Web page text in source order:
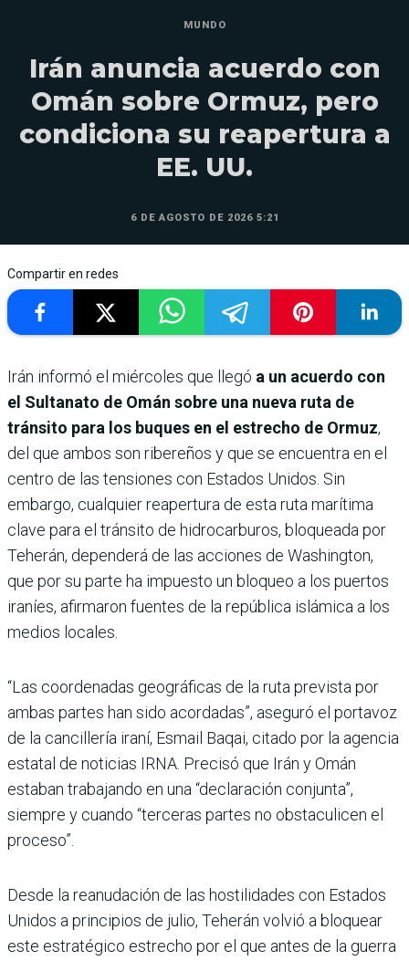
MUNDO
Irán anuncia acuerdo con
Omán sobre Ormuz, pero
condiciona su reapertura a
EE. UU.
6 DE AGOSTO DE 2026 5:21
Compartir en redes
Irán informó el miércoles que llegó a un acuerdo con
el Sultanato de Omán sobre una nueva ruta de
tránsito para los buques en el estrecho de Ormuz,
del que ambos son ribereños y que se encuentra en el
centro de las tensiones con Estados Unidos. Sin
embargo, cualquier reapertura de esta ruta marítima
clave para el tránsito de hidrocarburos, bloqueada por
Teherán, dependerá de las acciones de Washington,
que por su parte ha impuesto un bloqueo a los puertos
iraníes, afirmaron fuentes de la república islámica a los
medios locales.
“Las coordenadas geográficas de la ruta prevista por
ambas partes han sido acordadas”, aseguró el portavoz
de la cancillería iraní, Esmail Baqai, citado por la agencia
estatal de noticias IRNA. Precisó que Irán y Omán
estaban trabajando en una “declaración conjunta”,
siempre y cuando “terceras partes no obstaculicen el
proceso”.
Desde la reanudación de las hostilidades con Estados
Unidos a principios de julio, Teherán volvió a bloquear
este estratégico estrecho por el que antes de la guerra